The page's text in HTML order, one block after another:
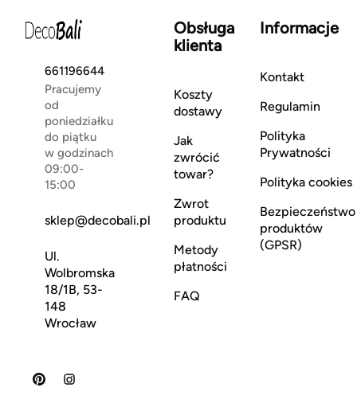
661196644
Pracujemy
od
poniedziałku
do piątku
w godzinach
09:00-
15:00
sklep@decobali.pl
Ul.
Wolbromska
18/1B, 53-
148
Wrocław
Obsługa
klienta
Koszty
dostawy
Jak
zwrócić
towar?
Zwrot
produktu
Metody
płatności
FAQ
Informacje
Kontakt
Regulamin
Polityka
Prywatności
Polityka cookies
Bezpieczeństwo
produktów
(GPSR)